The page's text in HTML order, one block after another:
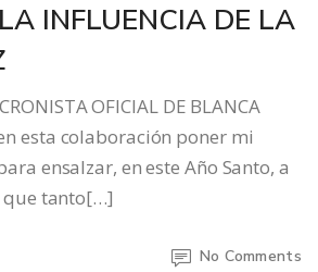
INFLUENCIA DE LA
OFICIAL DE BLANCA
esta colaboración poner mi
ensalzar, en este Año Santo, a
tanto[…]
No Comments